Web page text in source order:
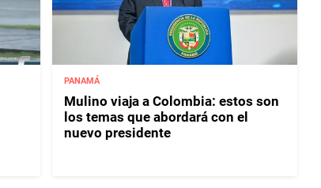
PANAMÁ
Mulino viaja a Colombia: estos son
los temas que abordará con el
nuevo presidente